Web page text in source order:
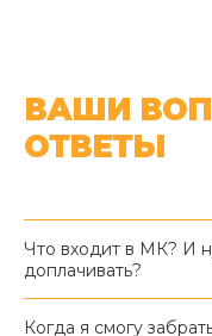
ВАШИ
ОТВЕТЫ
Что входит в МК? И
доплачивать?
Когда я смогу